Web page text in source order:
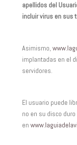
apellidos del
incluir virus en sus
Asimismo,
implantadas en el
servidores.
El usuario puede
no en su disco
en